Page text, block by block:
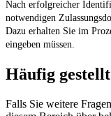
Nach erfolgreicher
notwendigen
Dazu erhalten Sie im
eingeben müssen.
Häufig
Falls Sie weitere